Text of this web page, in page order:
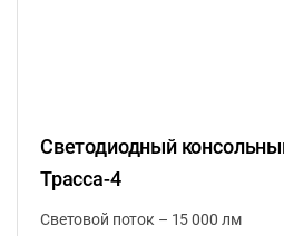
Светодиодный
Трасса-4
Световой поток – 15 000 лм